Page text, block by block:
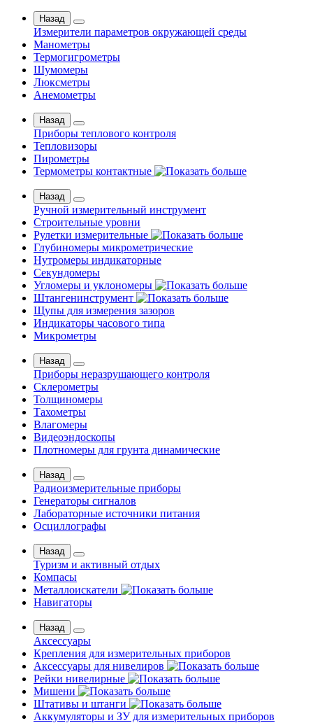
Назад
Измерители параметров окружающей среды
Манометры
Термогигрометры
Шумомеры
Люксметры
Анемометры
Назад
Приборы теплового контроля
Тепловизоры
Пирометры
Термометры контактные
Назад
Ручной измерительный инструмент
Строительные уровни
Рулетки измерительные
Глубиномеры микрометрические
Нутромеры индикаторные
Секундомеры
Угломеры и уклономеры
Штангенинструмент
Щупы для измерения зазоров
Индикаторы часового типа
Микрометры
Назад
Приборы неразрушающего контроля
Склерометры
Толщиномеры
Тахометры
Влагомеры
Видеоэндоскопы
Плотномеры для грунта динамические
Назад
Радиоизмерительные приборы
Генераторы сигналов
Лабораторные источники питания
Осциллографы
Назад
Туризм и активный отдых
Компасы
Металлоискатели
Навигаторы
Назад
Аксессуары
Крепления для измерительных приборов
Аксессуары для нивелиров
Рейки нивелирные
Мишени
Штативы и штанги
Аккумуляторы и ЗУ для измерительных приборов